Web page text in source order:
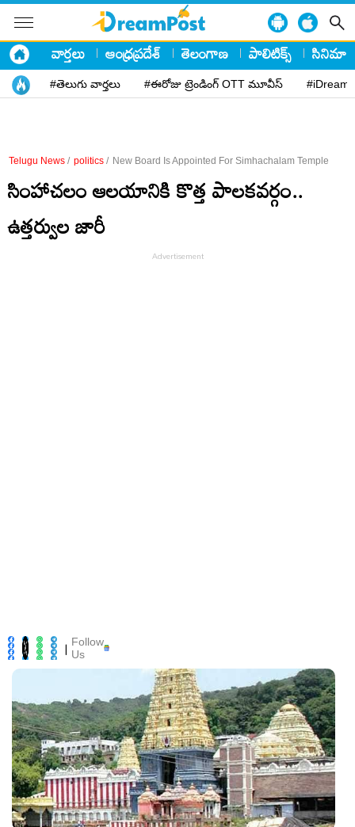
వార్తలు ఆంధ్రప్రదేశ్ తెలంగాణ పాలిటిక్స్ సినిమా
#తెలుగు వార్తలు #ఈరోజు ట్రెండింగ్ OTT మూవీస్
Telugu News / politics / New Board Is Appointed For Simhachalam Temple
సింహాచలం ఆలయానికి కొత్త పాలకవర్గం..
ఉత్తర్వుల జారీ
| Follow
Us